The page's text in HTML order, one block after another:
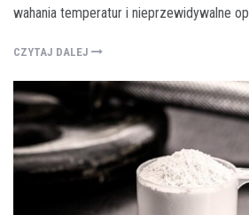
wahania temperatur i nieprzewidywalne
CZYTAJ DALEJ